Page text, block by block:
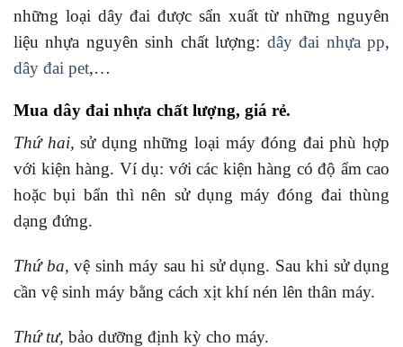
những loại dây đai được sẩn xuất từ những nguyên
liệu nhựa nguyên sinh chất lượng: dây đai nhựa pp,
dây đai pet,…
Mua dây đai nhựa chất lượng, giá rẻ.
Thứ hai, sử dụng những loại máy đóng đai phù hợp
với kiện hàng. Ví dụ: với các kiện hàng có độ ẩm cao
hoặc bụi bẩn thì nên sử dụng máy đóng đai thùng
dạng đứng.
Thứ ba, vệ sinh máy sau hi sử dụng. Sau khi sử dụng
cần vệ sinh máy bằng cách xịt khí nén lên thân máy.
Thứ tư, bảo dưỡng định kỳ cho máy.